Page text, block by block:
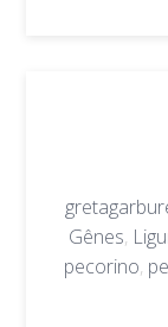
Gênes,
pecorino,